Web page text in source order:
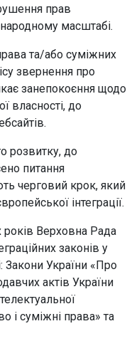
прав
масштабі.
та/або суміжних
звернення про
занепокоєння щодо
власності, до
розвитку, до
питання
черговий крок, який
інтеграції.
років Верховна Рада
законів у
Закони України «Про
актів України
і суміжні права» та